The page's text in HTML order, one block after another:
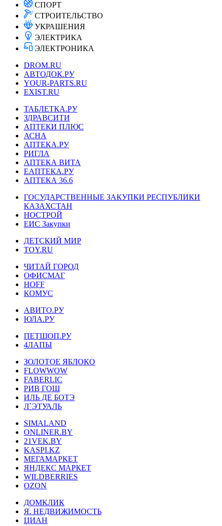
СПОРТ
СТРОИТЕЛЬСТВО
УКРАШЕНИЯ
ЭЛЕКТРИКА
ЭЛЕКТРОНИКА
DROM.RU
АВТОДОК.РУ
YOUR-PARTS.RU
EXIST.RU
ТАБЛЕТКА.РУ
ЗДРАВСИТИ
АПТЕКИ ПЛЮС
АСНА
АПТЕКА.РУ
РИГЛА
АПТЕКА ВИТА
ЕАПТЕКА.РУ
АПТЕКА 36.6
ГОСУДАРСТВЕННЫЕ ЗАКУПКИ РЕСПУБЛИКИ
КАЗАХСТАН
НОСТРОЙ
ЕИС Закупки
ДЕТСКИЙ МИР
TOY.RU
ЧИТАЙ ГОРОД
ОФИСМАГ
HOFF
КОМУС
АВИТО.РУ
ЮЛА.РУ
ПЕТШОП.РУ
4ЛАПЫ
ЗОЛОТОЕ ЯБЛОКО
FLOWWOW
FABERLIC
РИВ ГОШ
ИЛЬ ДЕ БОТЭ
Л`ЭТУАЛЬ
SIMALAND
ONLINER.BY
21VEK.BY
KASPI.KZ
МЕГАМАРКЕТ
ЯНДЕКС МАРКЕТ
WILDBERRIES
OZON
ДОМКЛИК
Я. НЕДВИЖИМОСТЬ
ЦИАН